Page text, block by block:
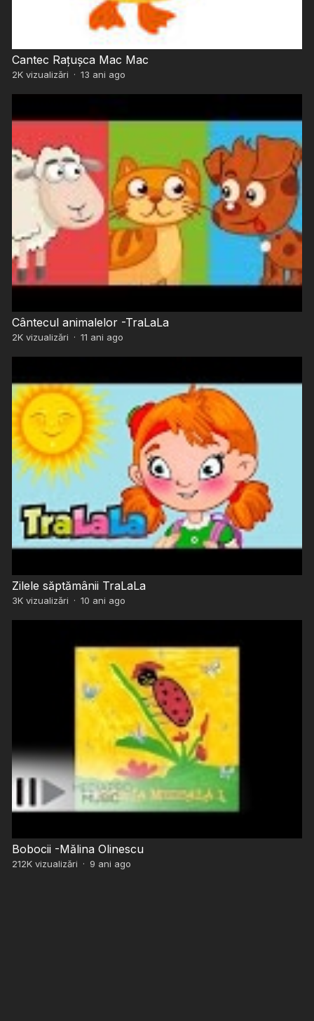
Cantec Rațușca Mac Mac
2Kvizualizări · 13 ani ago
Cântecul animalelor -TraLaLa
2Kvizualizări · 11 ani ago
Zilele săptămânii TraLaLa
3Kvizualizări · 10 ani ago
Bobocii -Mălina Olinescu
212Kvizualizări · 9 ani ago